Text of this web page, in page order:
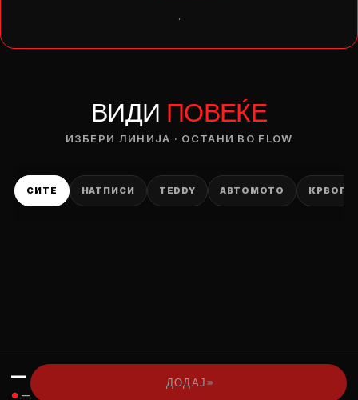
.
ВИДИ ПОВЕЌЕ
ИЗБЕРИ ЛИНИЈА · ОСТАНИ ВО FLOW
СИТЕ НАТПИСИ TEDDY АВТОМОТО
—
● —
ДОДАЈ ›››